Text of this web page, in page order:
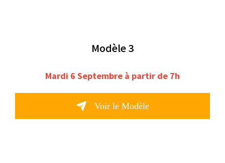
Modèle 3
Mardi 6 Septembre à partir de 7h
Voir le Modèle